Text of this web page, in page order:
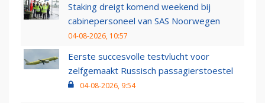
Staking dreigt komend weekend bij
cabinepersoneel van SAS Noorwegen
04-08-2026, 10:57
Eerste succesvolle testvlucht voor
zelfgemaakt Russisch passagierstoestel
04-08-2026, 9:54